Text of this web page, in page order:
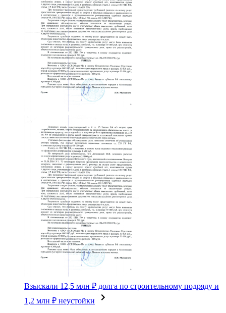
Взыскали 12,5 млн ₽ долга по строительному подряду и
1,2 млн ₽ неустойки